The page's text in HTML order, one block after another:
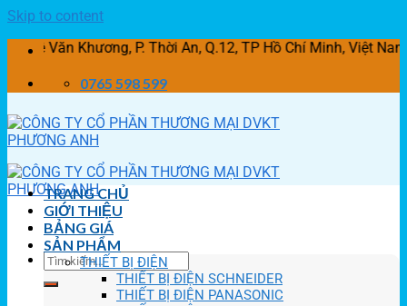
Skip to content
Văn Khương, P. Thời An, Q.12, TP Hồ Chí Minh, Việt Nam
0765 598 599
TRANG CHỦ
GIỚI THIỆU
BẢNG GIÁ
SẢN PHẨM
THIẾT BỊ ĐIỆN
THIẾT BỊ ĐIỆN SCHNEIDER
THIẾT BỊ ĐIỆN PANASONIC